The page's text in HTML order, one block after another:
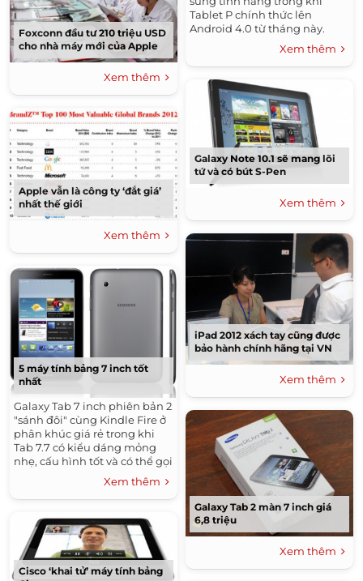
Foxconn đầu tư 210 triệu USD
cho nhà máy mới của Apple
Xem thêm
Apple vẫn là công ty ‘đắt giá’
nhất thế giới
Xem thêm
5 máy tính bảng 7 inch tốt
nhất
Galaxy Tab 7 inch phiên bản 2
"sánh đôi" cùng Kindle Fire ở
phân khúc giá rẻ trong khi
Tab 7.7 có kiểu dáng mỏng
nhẹ, cấu hình tốt và có thể gọi
Xem thêm
Cisco ‘khai tử’ máy tính bảng
Tablet P chính thức lên
Android 4.0 từ tháng này.
Xem thêm
Galaxy Note 10.1 sẽ mang lõi
tứ và có bút S-Pen
Xem thêm
iPad 2012 xách tay cũng được
bảo hành chính hãng tại VN
Xem thêm
Galaxy Tab 2 màn 7 inch giá
6,8 triệu
Xem thêm